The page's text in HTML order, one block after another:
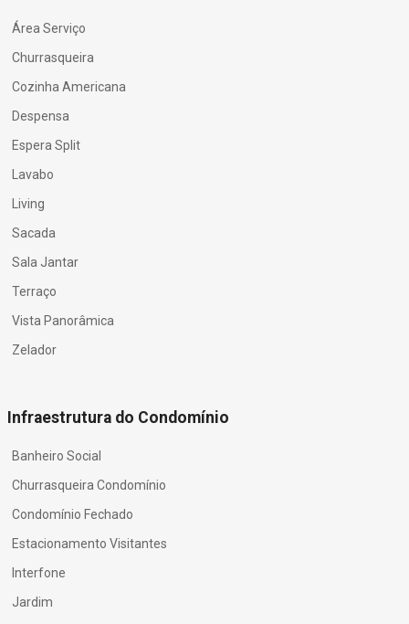
Área Serviço
Churrasqueira
Cozinha Americana
Despensa
Espera Split
Lavabo
Living
Sacada
Sala Jantar
Terraço
Vista Panorâmica
Zelador
Infraestrutura do Condomínio
Banheiro Social
Churrasqueira Condomínio
Condomínio Fechado
Estacionamento Visitantes
Interfone
Jardim